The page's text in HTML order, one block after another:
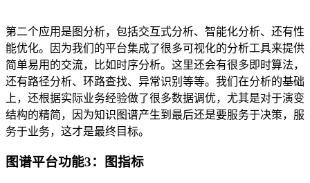
第二个应用是图分析，包括交互式分析、智能化分析、还有性
能优化。因为我们的平台集成了很多可视化的分析工具来提供
简单易用的交流，比如时序分析。这里还会有很多即时算法，
还有路径分析、环路查找、异常识别等等。我们在分析的基础
上，还根据实际业务经验做了很多数据调优，尤其是对于演变
结构的精简，因为知识图谱产生到最后还是要服务于决策，服
务于业务，这才是最终目标。
图谱平台功能3：图指标